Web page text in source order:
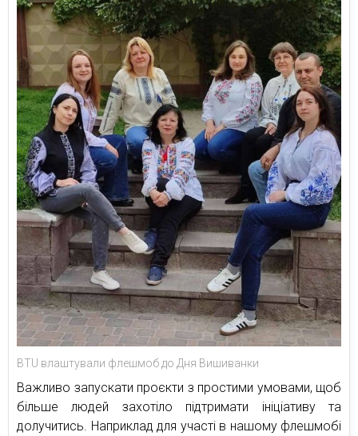
BTU влаштували флешмоб до Дня Вишиванки
Важливо запускати проєкти з простими умовами, щоб
більше людей захотіло підтримати ініціативу та
долучитись. Наприклад для участі в нашому флешмобі